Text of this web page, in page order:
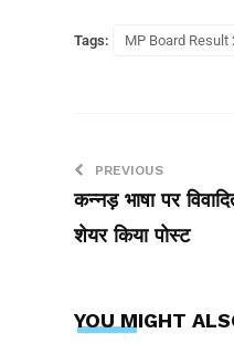
Tags: MP Board Result
PREVIOUS
कन्नड़ भाषा पर
शेयर किया पोस्ट
YOU MIGHT